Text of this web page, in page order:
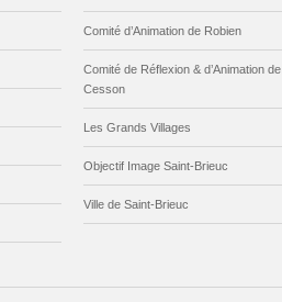
Comité d’Animation de Robien
Comité de Réflexion & d’Animation de
Cesson
Les Grands Villages
Objectif Image Saint-Brieuc
Ville de Saint-Brieuc